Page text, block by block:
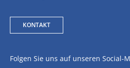
KONTAKT
Folgen Sie uns auf unseren Social-